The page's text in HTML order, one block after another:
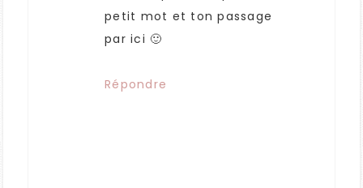
petit mot et ton passage
par ici 🙂
Répondre